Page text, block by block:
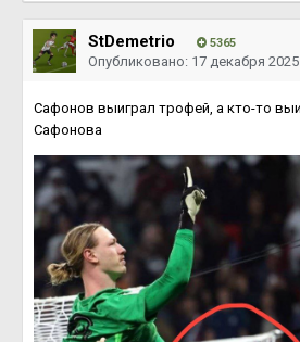
StDemetrio 5365
Опубликовано: 17 декабря 2025
Сафонов выиграл трофей, а кто-то
Сафонова